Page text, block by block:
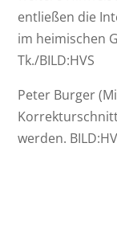
entließen die
im heimischen
Tk./BILD:HVS
Peter Burger
werden.